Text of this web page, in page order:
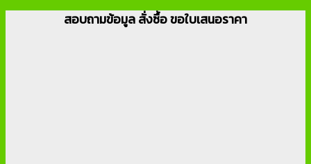
สอบถามข้อมูล สั่งซื้อ ขอใบเสนอราคา